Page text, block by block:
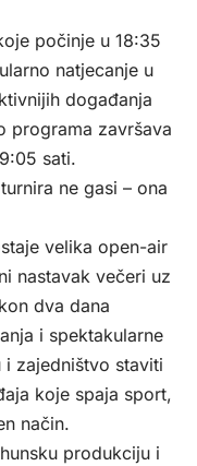
počinje u 18:35
natjecanje u
događanja
programa završava
sati.
ne gasi – ona
velika open-air
nastavak večeri uz
dva dana
i spektakularne
zajedništvo staviti
koje spaja sport,
način.
produkciju i